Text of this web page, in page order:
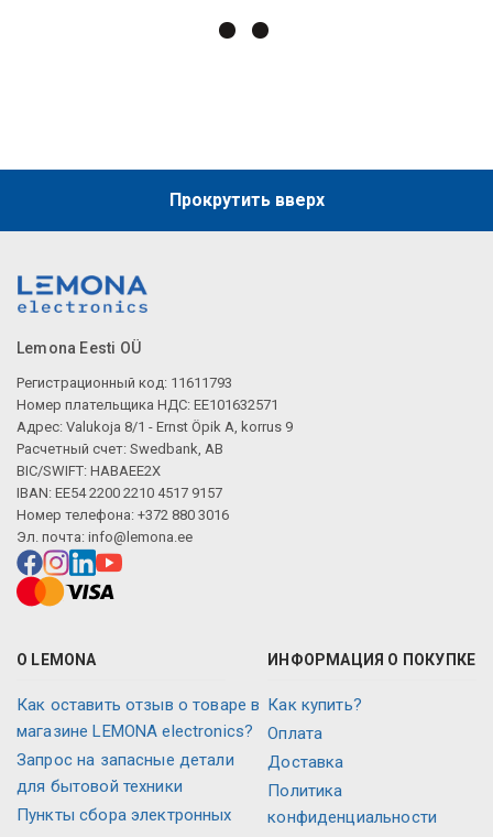
Прокрутить вверх
Lemona Eesti OÜ
Регистрационный код: 11611793
Номер плательщика НДС: EE101632571
Адрес: Valukoja 8/1 - Ernst Öpik A, korrus 9
Расчетный счет: Swedbank, AB
BIC/SWIFT: HABAEE2X
IBAN: EE54 2200 2210 4517 9157
Номер телефона: +372 880 3016
Эл. почта: info@lemona.ee
О LEMONA
Как оставить отзыв о товаре в
магазине LEMONA electronics?
Запрос на запасные детали
для бытовой техники
Пункты сбора электронных
ИНФОРМАЦИЯ О ПОКУПКЕ
Как купить?
Оплата
Доставка
Политика
конфиденциальности